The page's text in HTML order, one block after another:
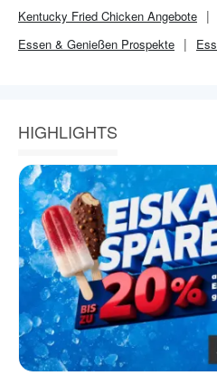
Kentucky Fried Chicken Angebote
Essen & Genießen Prospekte
HIGHLIGHTS